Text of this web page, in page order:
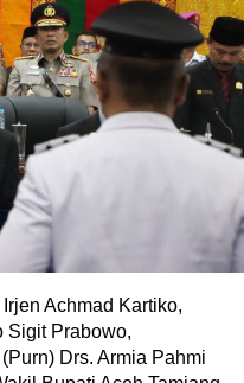
Achmad Kartiko,
Sigit Prabowo,
Drs. Armia Pahmi